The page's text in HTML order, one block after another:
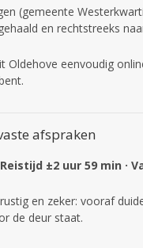
(gemeente
en rechtstreeks
Oldehove eenvoudig
afspraken
±2 uur 59 min ·
en zeker: vooraf
de deur staat.